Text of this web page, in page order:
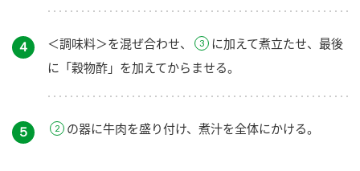
４ ＜調味料＞を混ぜ合わせ、
に加えて煮立たせ、最後
に「穀物酢」を加えてからませる。
５ の器に牛肉を盛り付け、煮汁を全体にかける。